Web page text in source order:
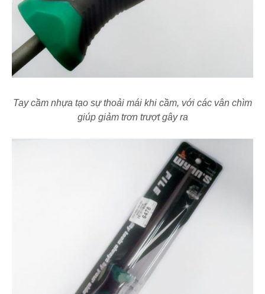
Tay cầm nhựa tạo sự thoải mái khi cầm, với các vân chìm
giúp giảm trơn trượt gây ra